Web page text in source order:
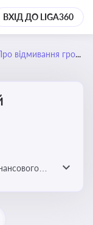
ВХІД ДО LIGA360
відмивання грошей
та